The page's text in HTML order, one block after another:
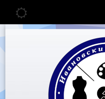
Главная
Перейти
к